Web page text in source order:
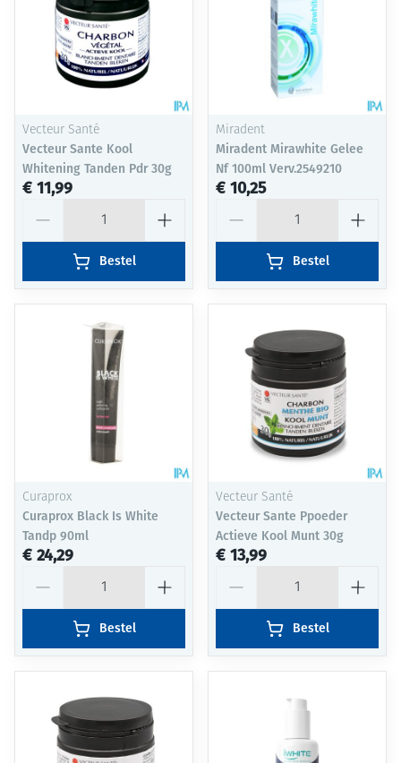
Vecteur Santé
Vecteur Sante Kool
Whitening Tanden Pdr 30g
€ 11,99
Bestel
Miradent
Miradent Mirawhite Gelee
Nf 100ml Verv.2549210
€ 10,25
Bestel
Curaprox
Curaprox Black Is White
Tandp 90ml
€ 24,29
Bestel
Vecteur Santé
Vecteur Sante Ppoeder
Actieve Kool Munt 30g
€ 13,99
Bestel